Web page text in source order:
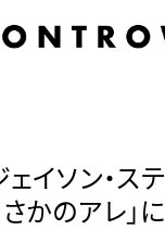
ェイソン・ス
さかのアレ」